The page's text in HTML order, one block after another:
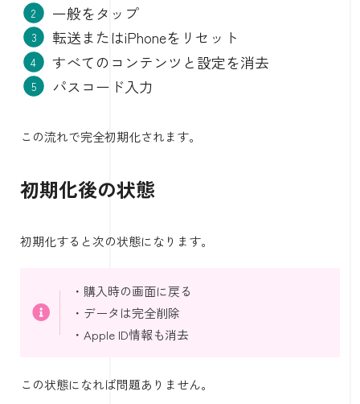
一般をタップ
転送またはiPhoneをリセット
すべてのコンテンツと設定を消去
パスコード入力
この流れで完全初期化されます。
初期化後の状態
初期化すると次の状態になります。
・購入時の画面に戻る
・データは完全削除
・Apple ID情報も消去
この状態になれば問題ありません。